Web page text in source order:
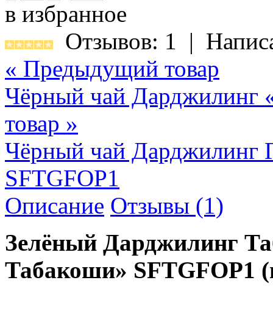
в избранное
Отзывов: 1 |
« Предыдущий товар
Чёрный чай Дарджилинг
товар »
Чёрный чай Дарджилинг
SFTGFOP1
Описание Отзывы (1)
Зелёный Дарджилинг
Табакоши» SFTGFOP1